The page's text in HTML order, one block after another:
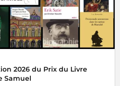
2026 du Prix du Livre
Samuel